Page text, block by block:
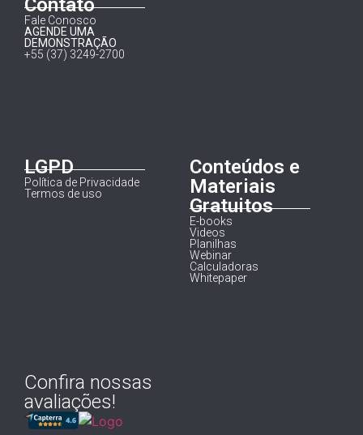
Fale Conosco
AGENDE UMA
DEMONSTRAÇÃO
+55 (37) 3249-2700
LGPD
Política de Privacidade
Termos de uso
Conteúdos e
Materiais
Gratuitos
E-books
Videos
Planilhas
Webinar
Calculadoras
Whitepaper
Confira nossas
avaliações!